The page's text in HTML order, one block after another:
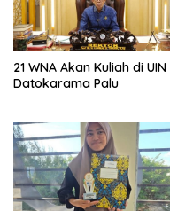
21 WNA Akan Kuliah di UIN
Datokarama Palu